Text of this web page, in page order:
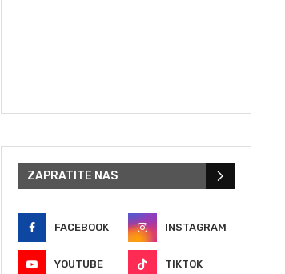
ZAPRATITE NAS
FACEBOOK INSTAGRAM
YOUTUBE TIKTOK